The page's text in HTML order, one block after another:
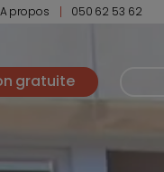
A propos 050 62 53 62
gratuite